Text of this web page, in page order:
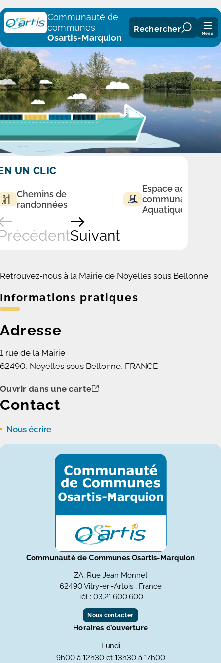
Panneau de gestion des cookies
Communauté de
communes
Osartis-Marquion
Rechercher Menu
UN CLIC
Chemins de
randonnées
Espace
communautaire
Aquatique
Suivant
Retrouvez-nous à la Mairie de Noyelles sous Bellonne
Informations pratiques
Adresse
1 rue de la Mairie
62490, Noyelles sous Bellonne, FRANCE
Ouvrir dans une carte
Contact
Nous écrire
Communauté de Communes Osartis-Marquion
ZA, Rue Jean Monnet
62490 Vitry-en-Artois , France
Tél : 03.21.600.600
Nous contacter
Horaires d’ouverture
Lundi
9h00 à 12h30 et 13h30 à 17h00